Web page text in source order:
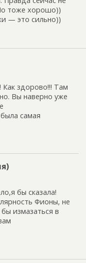
тоже хорошо))
— это сильно))
Как здорово!!! Там
Вы наверно уже
самая
бы сказала!
Фионы, не
измазаться в